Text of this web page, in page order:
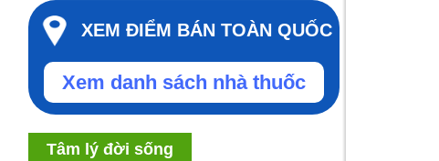
XEM ĐIỂM BÁN TOÀN QUỐC
Xem danh sách nhà thuốc
Tâm lý đời sống